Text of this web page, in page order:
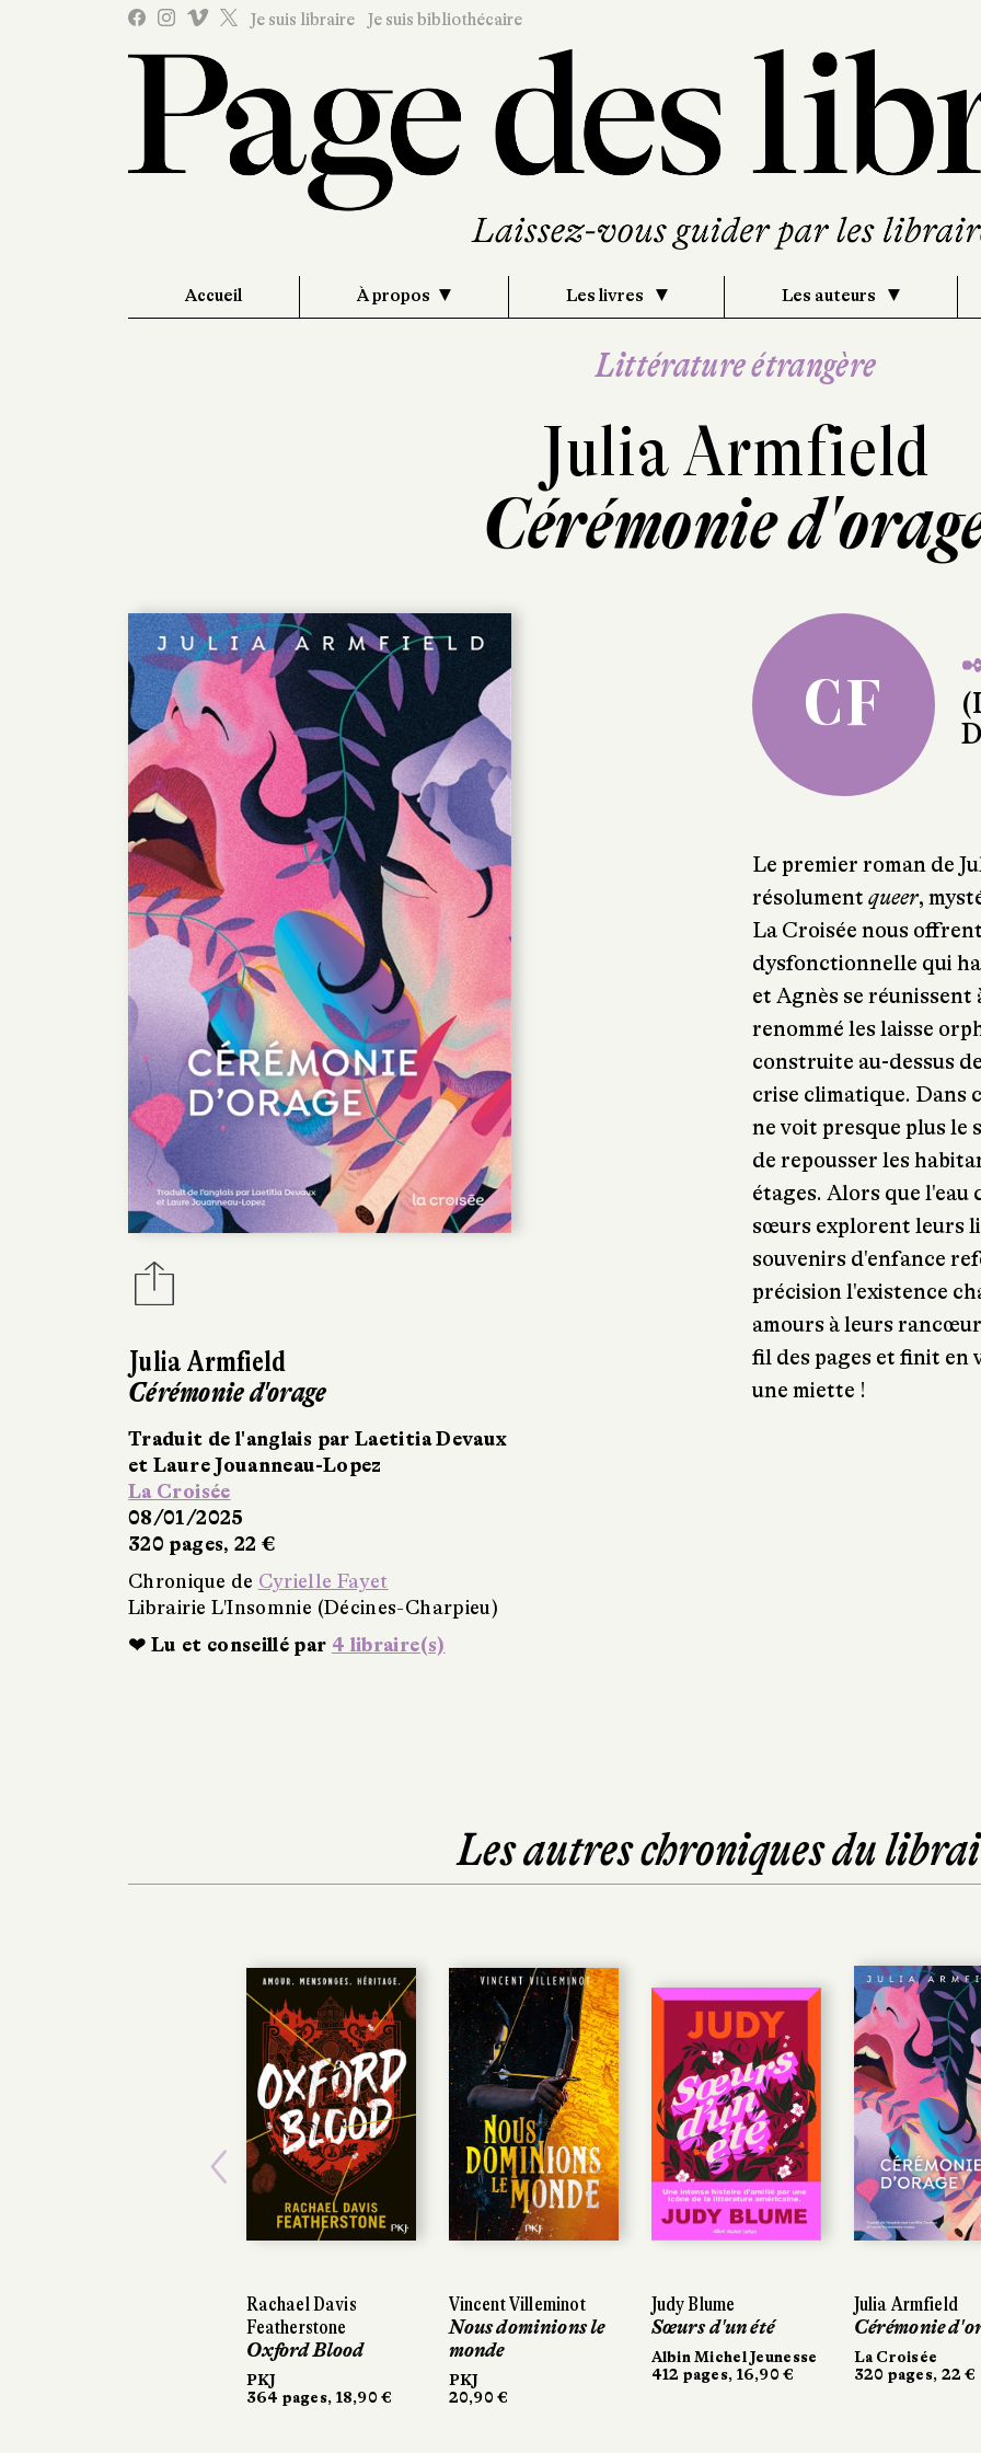
Je suis libraire Je suis bibliothécaire
Accueil À propos Les livres Les auteurs
Littérature étrangère
Julia Armfield
Cérémonie
Julia Armfield
Cérémonie d'orage
Traduit de l'anglais par Laetitia Devaux
et Laure Jouanneau-Lopez
La Croisée
08/01/2025
320 pages, 22 €
Chronique de Cyrielle Fayet
Librairie L'Insomnie (Décines-Charpieu)
❤ Lu et conseillé par 4 libraire(s)
CF
Le premier roman de
résolument queer,
La Croisée nous
dysfonctionnelle qui
et Agnès se
renommé les laisse
construite au-dessus
crise climatique. Dans
ne voit presque plus le
de repousser les
étages. Alors que
sœurs explorent leurs
souvenirs d'enfance
précision l'existence
amours à leurs
fil des pages et finit en
une miette !
Les autres chroniques du
Rachael Davis
Featherstone
Oxford Blood
PKJ
364 pages, 18,90 €
Vincent Villeminot
Nous dominions le
monde
PKJ
20,90 €
Judy Blume
Sœurs d'un été
Albin Michel Jeunesse
412 pages, 16,90 €
Julia Armfield
Cérémonie
La Croisée
320 pages, 22 €
Vincent Villeminot
Nous dominions le
monde
PKJ
20,90 €
Judy Blume
Sœurs d'un été
Albin Michel Jeunesse
412 pages, 16,90 €
Julia Armfield
Cérémonie
La Croisée
320 pages, 22 €
Previous